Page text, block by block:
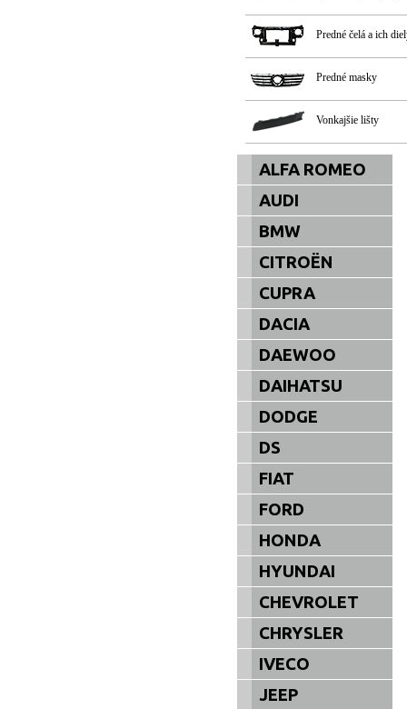
Predné čelá a ich
Predné masky
Vonkajšie lišty
ALFA ROMEO
AUDI
BMW
CITROËN
CUPRA
DACIA
DAEWOO
DAIHATSU
DODGE
DS
FIAT
FORD
HONDA
HYUNDAI
CHEVROLET
CHRYSLER
IVECO
JEEP